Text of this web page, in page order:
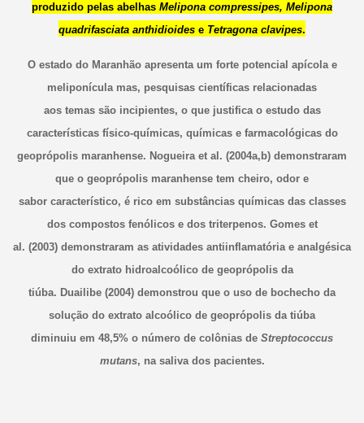
produzido pelas abelhas Melipona compressipes, Melipona
quadrifasciata anthidioides e Tetragona clavipes.
O estado do Maranhão apresenta um forte potencial apícola e
meliponícula mas, pesquisas científicas relacionadas
aos temas são incipientes, o que justifica o estudo das
características físico-químicas, químicas e farmacológicas do
geoprópolis maranhense. Nogueira et al. (2004a,b) demonstraram
que o geoprópolis maranhense tem cheiro, odor e
sabor característico, é rico em substâncias químicas das classes
dos compostos fenólicos e dos triterpenos. Gomes et
al. (2003) demonstraram as atividades antiinflamatória e analgésica
do extrato hidroalcoólico de geoprópolis da
tiúba. Duailibe (2004) demonstrou que o uso de bochecho da
solução do extrato alcoólico de geoprópolis da tiúba
diminuiu em 48,5% o número de colônias de Streptococcus
mutans, na saliva dos pacientes.